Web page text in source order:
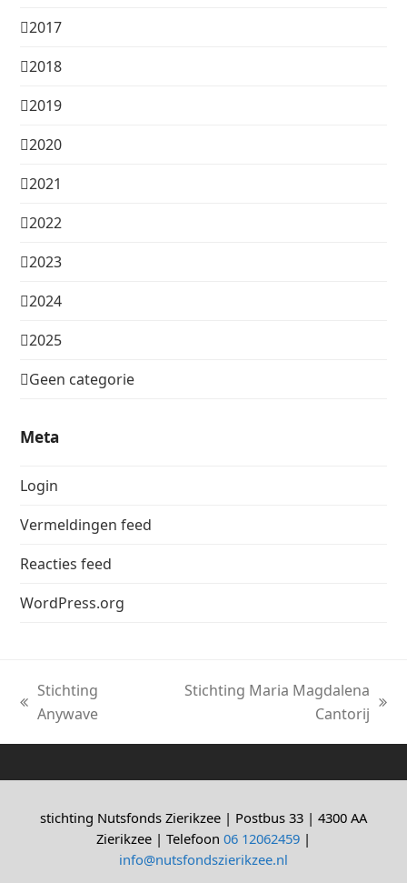
2017
2018
2019
2020
2021
2022
2023
2024
2025
Geen categorie
Meta
Login
Vermeldingen feed
Reacties feed
WordPress.org
previous
Stichting
Anywave
Stichting Maria Magdalena
Cantorij
stichting Nutsfonds Zierikzee | Postbus 33 | 4300 AA
Zierikzee | Telefoon 06 12062459 |
info@nutsfondszierikzee.nl